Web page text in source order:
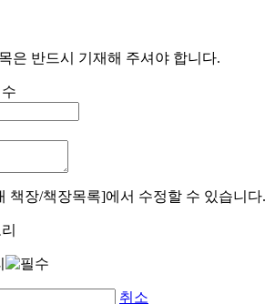
은 반드시 기재해 주셔야 합니다.
책장/책장목록]에서 수정할 수 있습니다.
취소